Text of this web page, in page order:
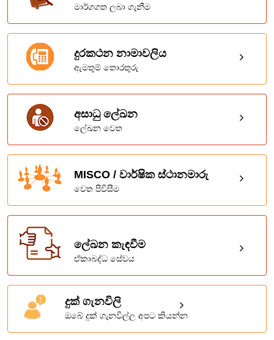
මාර්ගගත ලබා ගැනීම
දුරකථන නාමාවලිය
ඇමතුම් තොරතුරු
අසාධු ලේඛන
ලේඛන වෙත
MISCO / වාර්ෂික ස්ථානමාරු
වෙත පිවිසීම
ලේඛන කැඳවීම
ඒකාබද්ධ සේවය
දුක් ගැනවිලි
ඔබේ දුක් ගැනවිල්ල අපට කියන්න